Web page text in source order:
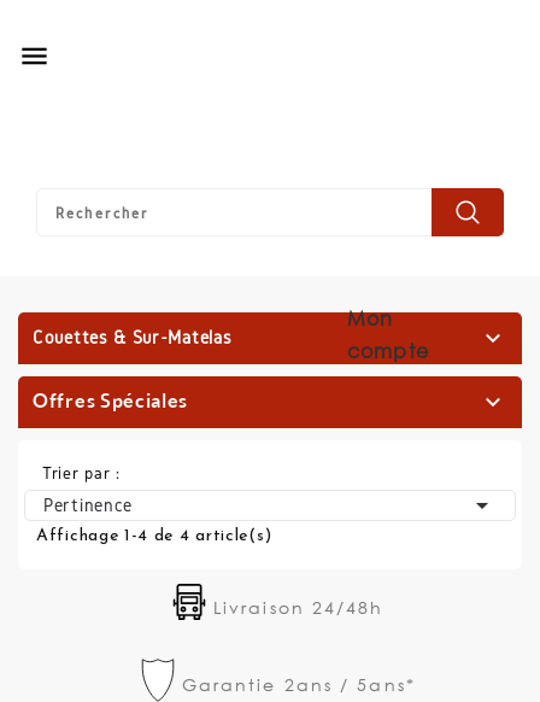

Mon
compte
Couettes & Sur-Matelas 
Offres Spéciales 
Trier par :
Pertinence 
Affichage 1-4 de 4 article(s)
Livraison 24/48h
Garantie 2ans / 5ans*